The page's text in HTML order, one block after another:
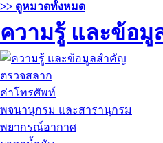
>> ดูหมวดทั้งหมด
ความรู้ และข้อ
ตรวจสลาก
ค่าโทรศัพท์
พจนานุกรม และสารานุกรม
พยากรณ์อากาศ